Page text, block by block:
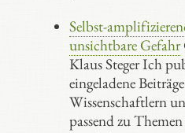
Selbst-
unsichtbare Gefahr
Klaus Steger Ich
eingeladene
Wissenschaftlern
passend zu